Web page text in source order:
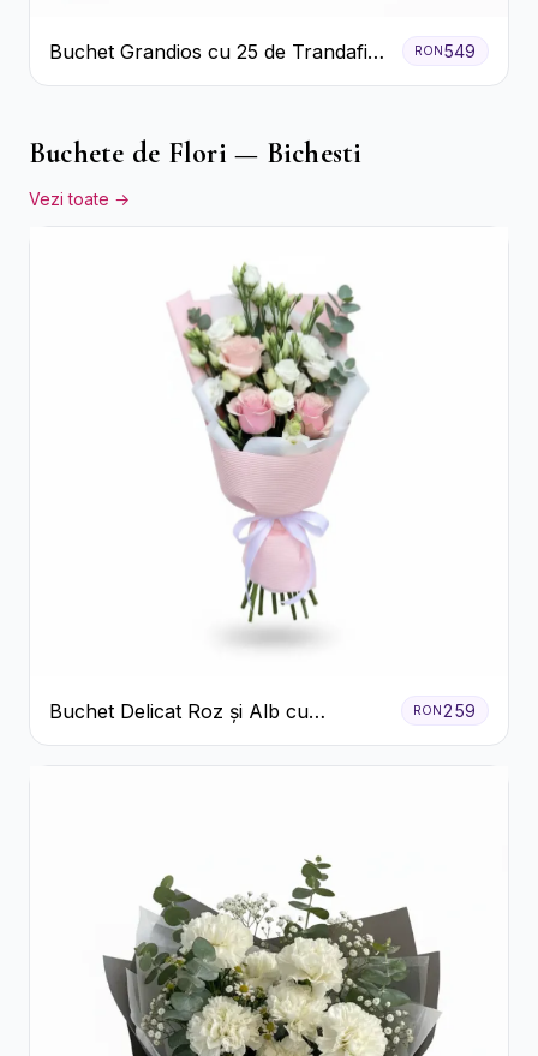
Buchet Grandios cu 25 de Trandafiri
Roșii
RON 549
Buchete de Flori — Bichesti
Vezi toate →
Buchet Delicat Roz și Alb cu
Trandafiri și Lisianthus
RON259